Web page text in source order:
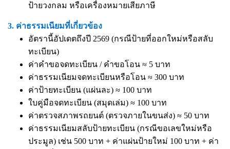
ป้ายวงกลม หรือเครื่องหมายเสียภาษี
3. ค่าธรรมเนียมที่เกี่ยวข้อง
อัตรานี้อัปเดตถึงปี 2569 (กรณีป้ายที่ออกใหม่หรือสลับ
ทะเบียน)
ค่าคำขอจดทะเบียน / คำขอโอน ≈ 5 บาท
ค่าธรรมเนียมจดทะเบียนหรือโอน ≈ 300 บาท
ค่าป้ายทะเบียน (แผ่นละ) ≈ 100 บาท
ใบคู่มือจดทะเบียน (สมุดเล่ม) ≈ 100 บาท
ค่าตรวจสภาพรถยนต์ (ตรวจภายในขนส่ง) ≈ 50 บาท
ค่าธรรมเนียมสลับป้ายทะเบียน (กรณีขอเลขใหม่หรือ
ประมูล) เช่น 500 บาท + ค่าแผ่นป้ายใหม่ 100 บาท + ค่า